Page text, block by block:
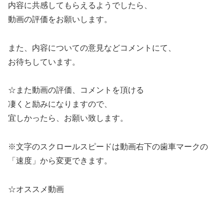
内容に共感してもらえるようでしたら、
動画の評価をお願いします。
また、内容についての意見などコメントにて、
お待ちしています。
☆また動画の評価、コメントを頂ける
凄くと励みになりますので、
宜しかったら、お願い致します。
※文字のスクロールスピードは動画右下の歯車マークの
「速度」から変更できます。
☆オススメ動画